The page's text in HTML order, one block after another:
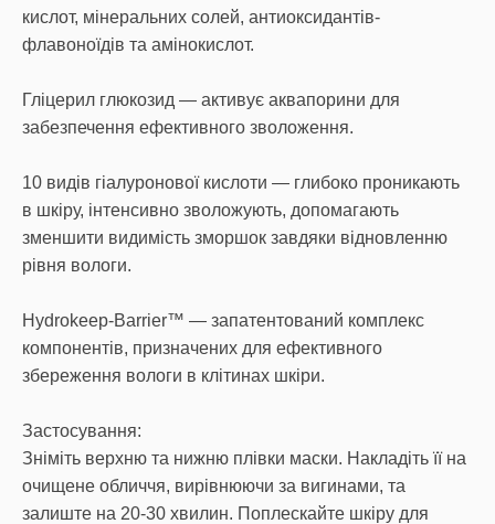
кислот, мінеральних солей, антиоксидантів-
флавоноїдів та амінокислот.
Гліцерил глюкозид — активує аквапорини для
забезпечення ефективного зволоження.
10 видів гіалуронової кислоти — глибоко проникають
в шкіру, інтенсивно зволожують, допомагають
зменшити видимість зморшок завдяки відновленню
рівня вологи.
Hydrokeep-Barrier™ — запатентований комплекс
компонентів, призначених для ефективного
збереження вологи в клітинах шкіри.
Застосування:
Зніміть верхню та нижню плівки маски. Накладіть її на
очищене обличчя, вирівнюючи за вигинами, та
залиште на 20-30 хвилин. Поплескайте шкіру для